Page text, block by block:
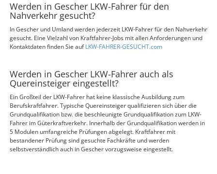
Werden in Gescher LKW-Fahrer für den
Nahverkehr gesucht?
In Gescher und Umland werden jederzeit LKW-Fahrer für den Nahverkehr
gesucht. Eine Vielzahl von Kraftfahrer-Jobs mit allen Anforderungen und
Kontaktdaten finden Sie aufLKW-FAHRER-GESUCHT.com
Werden in Gescher LKW-Fahrer auch als
Quereinsteiger eingestellt?
Ein Großteil der LKW-Fahrer hat keine klassische Ausbildung zum
Berufskraftfahrer. Typische Quereinsteiger qualifizieren sich über die
Grundqualifikation bzw. die beschleunigte Grundqualifikation zum LKW-
Fahrer im Güterkraftverkehr. Innerhalb der Grundqualifikation werden in
5 Modulen umfangreiche Prüfungen abgelegt. Kraftfahrer mit
bestandener Prüfung sind gesuchte Fachkräfte und werden
selbstverständlich auch in Gescher vorzugsweise eingestellt.